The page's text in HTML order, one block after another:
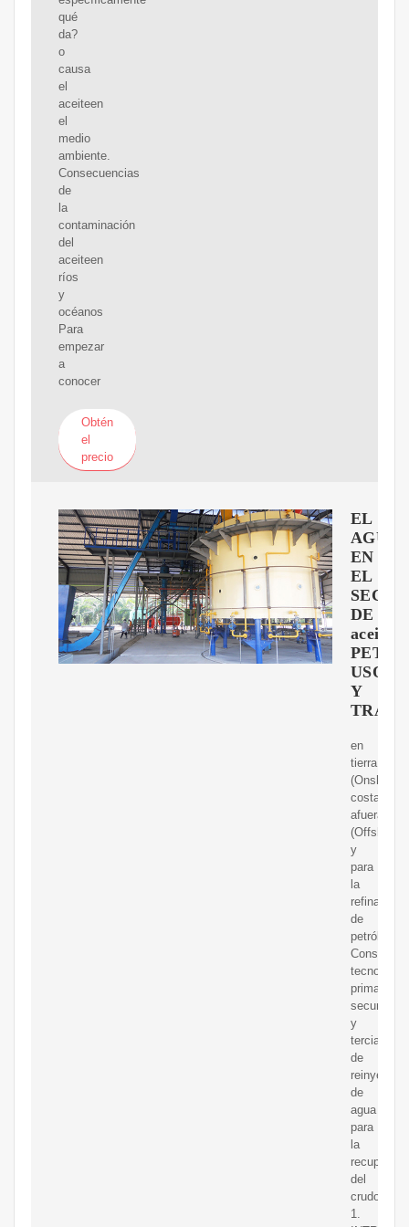
qué
da?
o
causa
el
aceiteen
el
medio
ambiente.
Consecuencias
de
la
contaminación
del
aceiteen
ríos
y
océanos
Para
empezar
a
conocer
Obtén
el
precio
EL
AGUA
EN
EL
DE
aceiteY
USOS
Y
en
tierra
(Onshore),
costa
afuera
(Offshore)
y
para
la
refinación
de
petróleo.
primarias,
y
terciarias
de
de
agua
para
la
del
crudo.
1.